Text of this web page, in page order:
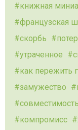
книжная
французская
скорбь
утраченное
как пережить
замужество
совместимость
компромисс